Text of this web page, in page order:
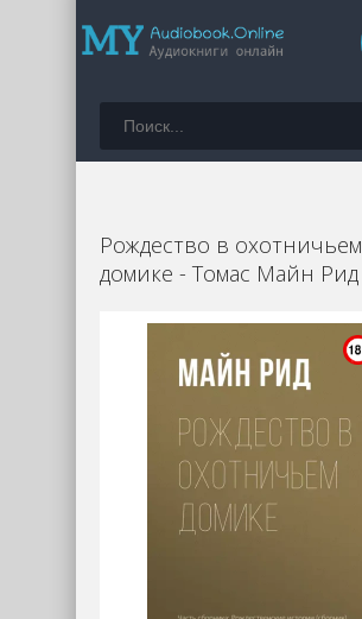
Рождество в охотничьем
домике - Томас Майн Рид